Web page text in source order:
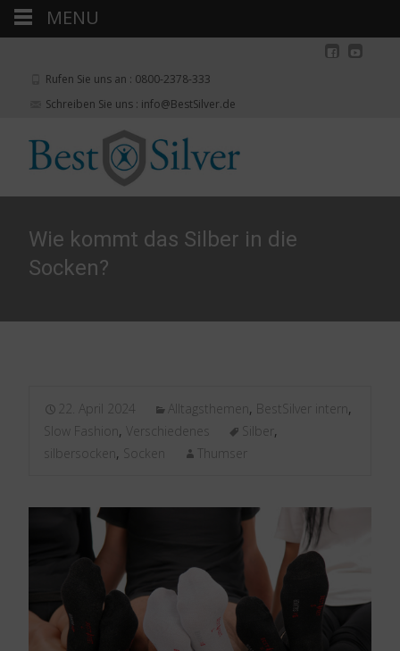
Rufen Sie uns an : 0800-2378-333
Schreiben Sie uns : info@BestSilver.de
Wie kommt das Silber in die
Socken?
22. April 2024 Alltagsthemen , BestSilver intern ,
Slow Fashion , Verschiedenes Silber,
silbersocken , Socken Thumser
MENU